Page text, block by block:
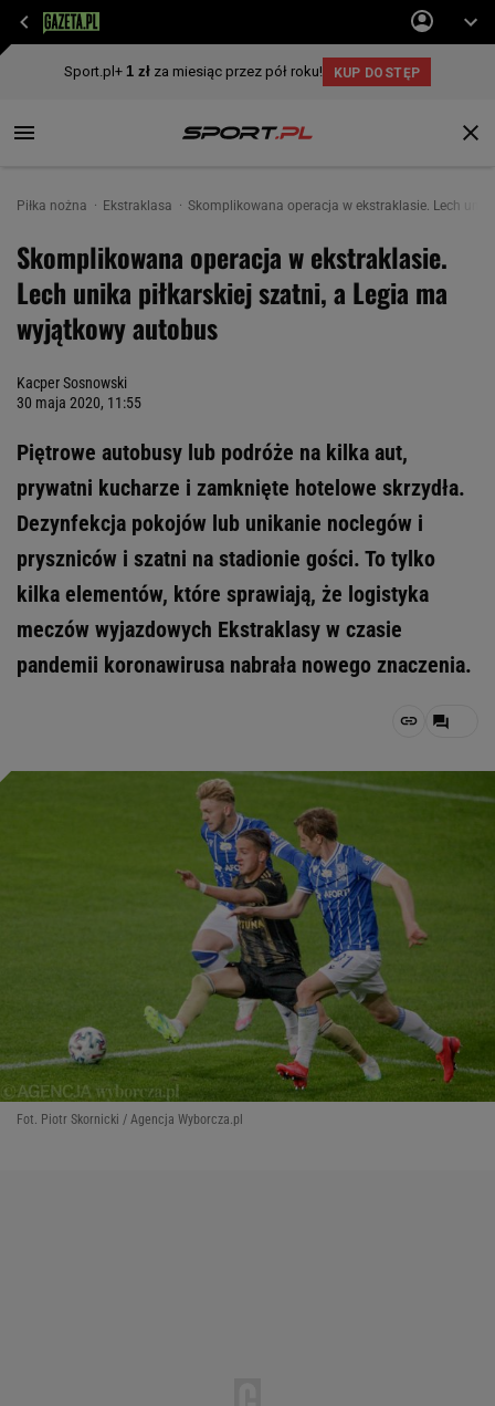
Piłka nożna Ekstraklasa Skomplikowana operacja w ekstraklasie. Lech
Skomplikowana operacja w ekstraklasie.
Lech unika piłkarskiej szatni, a Legia ma
wyjątkowy autobus
Kacper Sosnowski
30 maja 2020, 11:55
Piętrowe autobusy lub podróże na kilka aut,
prywatni kucharze i zamknięte hotelowe skrzydła.
Dezynfekcja pokojów lub unikanie noclegów i
pryszniców i szatni na stadionie gości. To tylko
kilka elementów, które sprawiają, że logistyka
meczów wyjazdowych Ekstraklasy w czasie
pandemii koronawirusa nabrała nowego znaczenia.
Fot. Piotr Skornicki / Agencja Wyborcza.pl